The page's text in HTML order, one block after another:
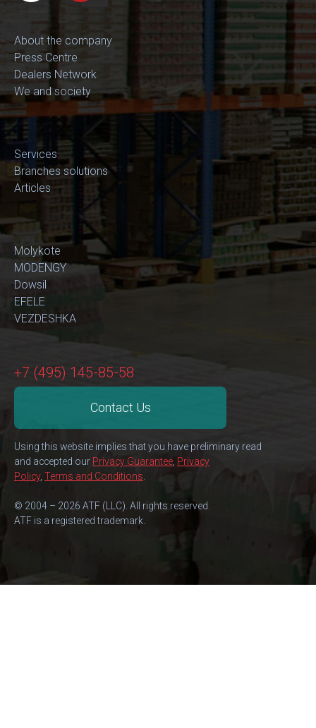
About the company
Press Centre
Dealers Network
We and society
Services
Branches solutions
Articles
Molykote
MODENGY
Dowsil
EFELE
VEZDESHKA
+7 (495) 145-85-58
Contact Us
Using this website implies that you have preliminary read
and accepted our Privacy Guarantee Privacy
Policy, Terms and Conditions
© 2004 – 2026 ATF (LLC). All rights reserved.
ATF is a registered trademark.